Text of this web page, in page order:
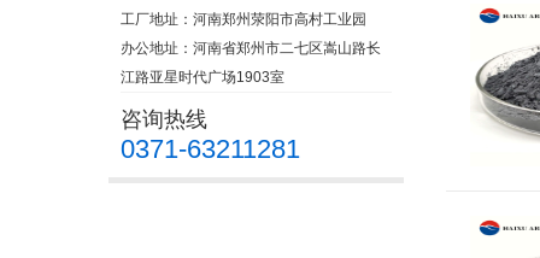
工厂地址：河南郑州荥阳市高村工业园
办公地址：河南省郑州市二七区嵩山路长
江路亚星时代广场1903室
咨询热线
0371-63211281